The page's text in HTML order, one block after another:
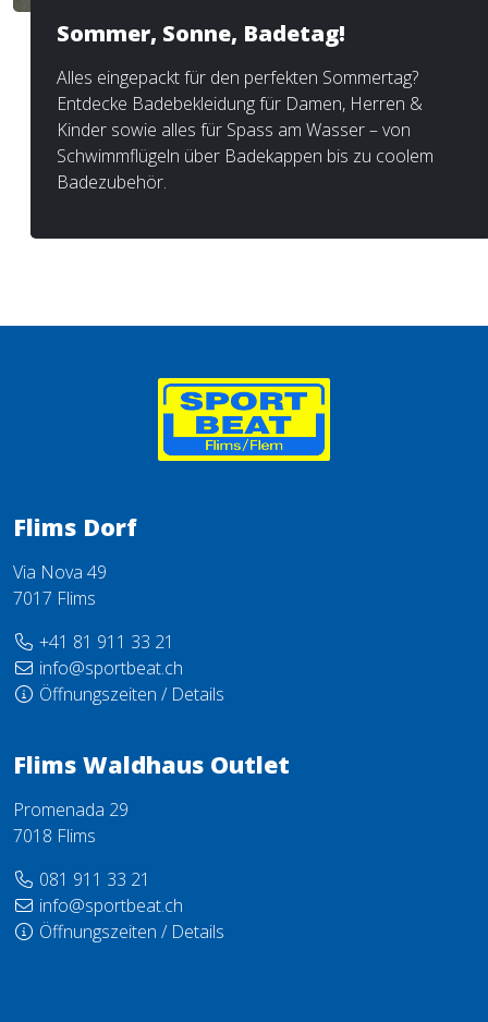
Sommer, Sonne, Badetag!
Alles eingepackt für den perfekten Sommertag?
Entdecke Badebekleidung für Damen, Herren &
Kinder sowie alles für Spass am Wasser – von
Schwimmflügeln über Badekappen bis zu coolem
Badezubehör.
Flims Dorf
Via Nova 49
7017 Flims
+41 81 911 33 21
info@sportbeat.ch
Öffnungszeiten / Details
Flims Waldhaus Outlet
Promenada 29
7018 Flims
081 911 33 21
info@sportbeat.ch
Öffnungszeiten / Details